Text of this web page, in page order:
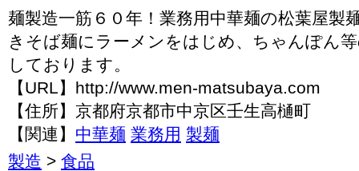
麺製造一筋６０年！業務用中華麺の松葉屋製
きそば麺にラーメンをはじめ、ちゃんぽん
しております。
【URL】http://www.men-matsubaya.com
【住所】京都府京都市中京区壬生高樋町
【関連】 中華麺 業務用 製麺
製造 > 食品